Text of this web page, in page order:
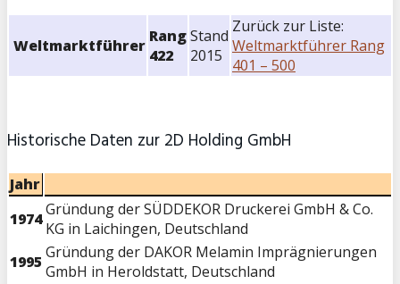
Weltmarktführer Rang
422
Stand
2015
Zurück zur Liste:
Weltmarktführer Rang
401 – 500
Historische Daten zur 2D Holding GmbH
Jahr
1974Gründung der SÜDDEKOR Druckerei GmbH & Co.
KG in Laichingen, Deutschland
1995 Gründung der DAKOR Melamin Imprägnierungen
GmbH in Heroldstatt, Deutschland